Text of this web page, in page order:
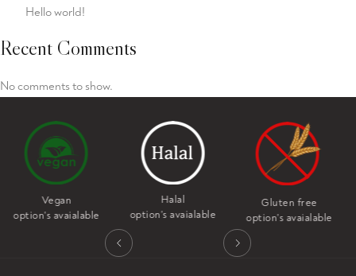
Hello world!
Recent Comments
No comments to show.
Halal
option's avaialable
Gluten free
option's avaialable
Nut free
option's avaialable